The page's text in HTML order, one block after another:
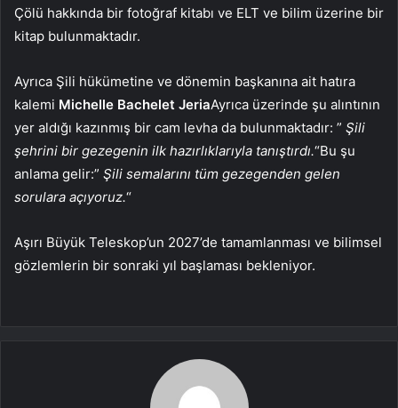
Çölü hakkında bir fotoğraf kitabı ve ELT ve bilim üzerine bir
kitap bulunmaktadır.
Ayrıca Şili hükümetine ve dönemin başkanına ait hatıra
kalemi Michelle Bachelet JeriaAyrıca üzerinde şu alıntının
yer aldığı kazınmış bir cam levha da bulunmaktadır: ” Şili
şehrini bir gezegenin ilk hazırlıklarıyla tanıştırdı.“Bu şu
anlama gelir:” Şili semalarını tüm gezegenden gelen
sorulara açıyoruz.“
Aşırı Büyük Teleskop’un 2027’de tamamlanması ve bilimsel
gözlemlerin bir sonraki yıl başlaması bekleniyor.